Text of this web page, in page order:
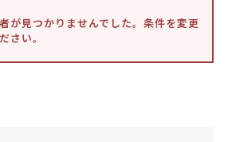
が見つかりませんでした。条件を変更
さい。